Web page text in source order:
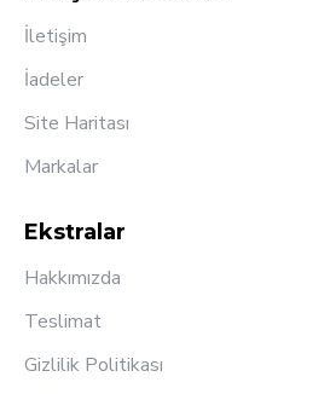
İletişim
İadeler
Site Haritası
Markalar
Ekstralar
Hakkımızda
Teslimat
Gizlilik Politikası